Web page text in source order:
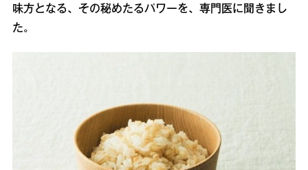
味方となる、その秘めたるパワーを、専門医に聞きまし
た。